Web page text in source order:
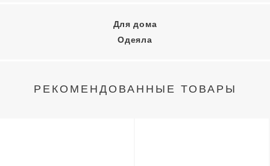
Для дома
Одеяла
РЕКОМЕНДОВАННЫЕ ТОВАРЫ